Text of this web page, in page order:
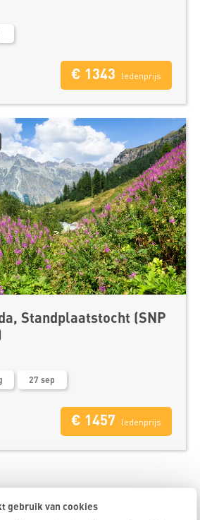
gebruik van cookies
€ 1343 ledenprijs
Standplaatstocht (SNP
27 sep
€ 1457 ledenprijs
van Bergsportreizen